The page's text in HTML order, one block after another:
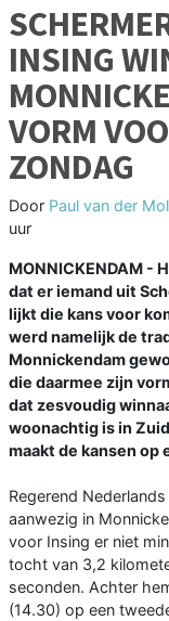
INSING
VORM
ZONDAG
Door Paul van der
uur
MONNICKENDAM -
dat er iemand uit
lijkt die kans voor
werd namelijk de
Monnickendam
die daarmee zijn
dat zesvoudig
woonachtig is in
maakt de kansen op
Regerend
aanwezig in
voor Insing er niet
tocht van 3,2
seconden. Achter
(14.30) op een